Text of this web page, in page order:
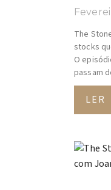
The
stocks
O
passam
LER